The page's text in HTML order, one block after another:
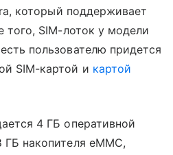
который поддерживает
того, SIM-лоток у модели
пользователю придется
SIM-картой и картой
4 ГБ оперативной
ГБ накопителя eMMC,